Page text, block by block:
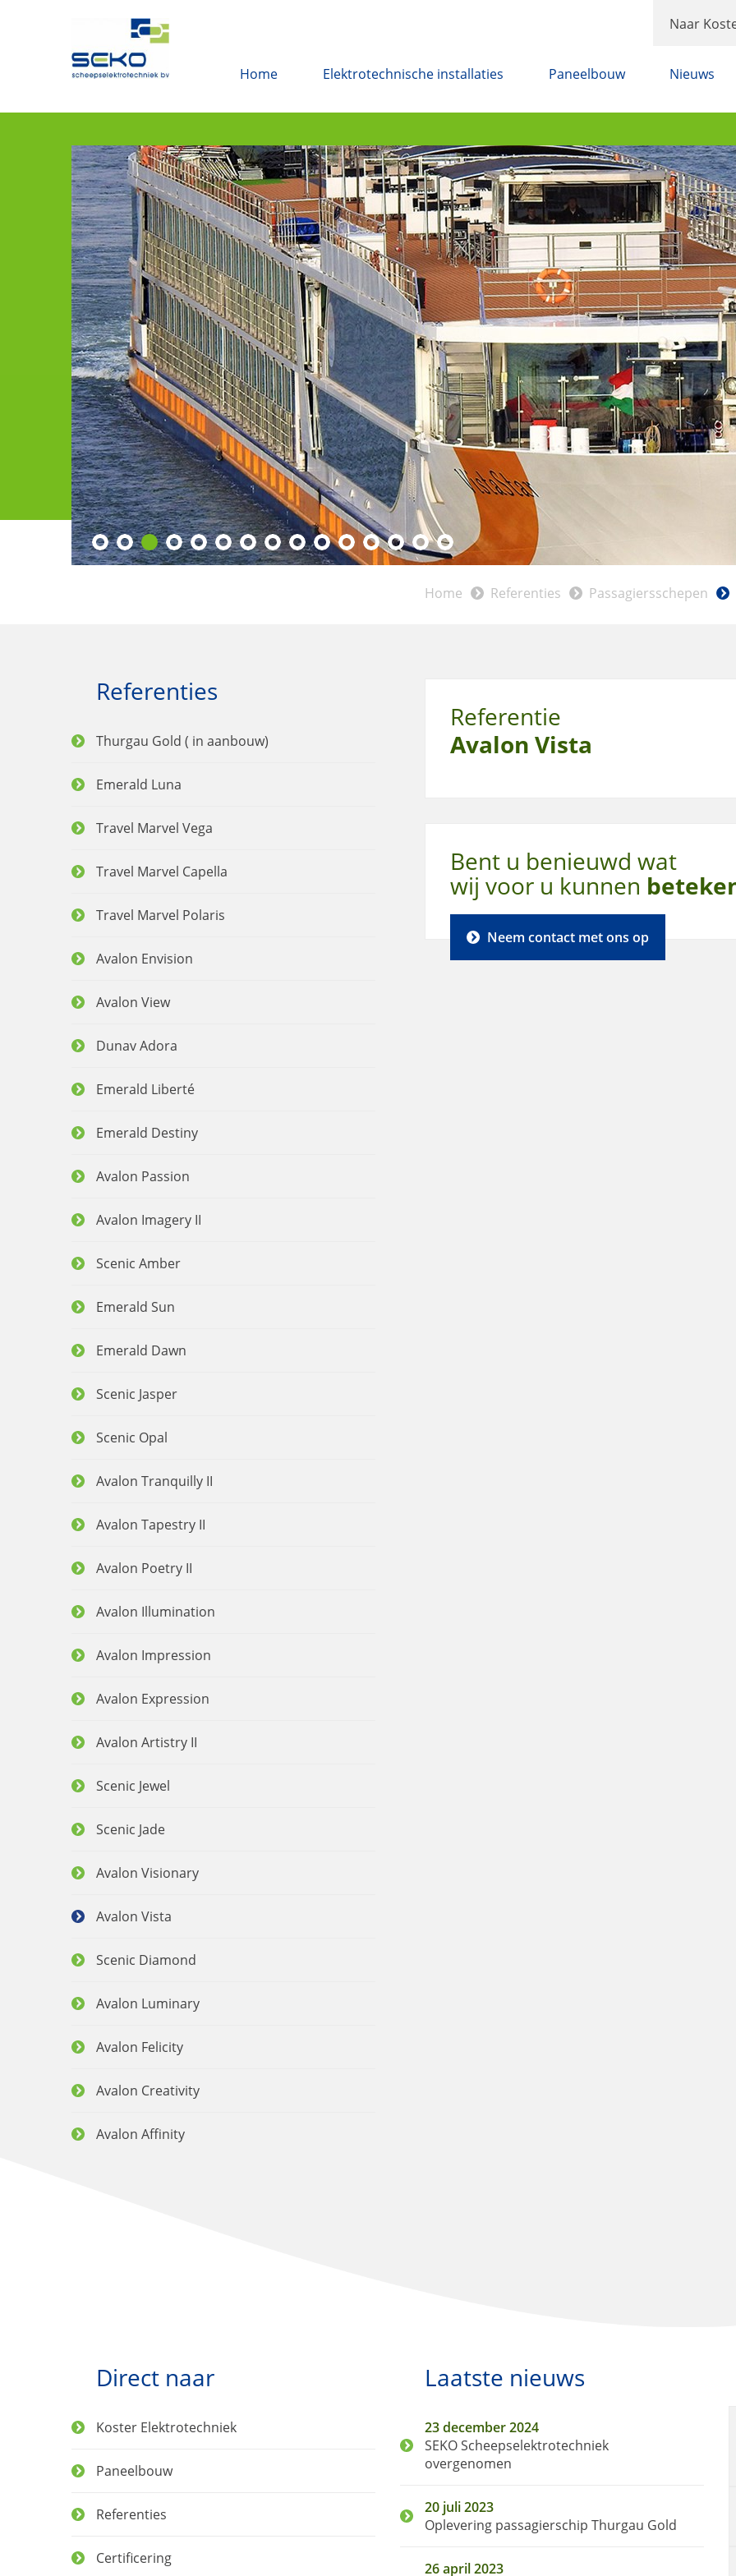
Home Elektrotechnische installaties Paneelbouw Nieuws
Naar
Home Referenties Passagiersschepen
Referenties
Thurgau Gold ( in aanbouw)
Emerald Luna
Travel Marvel Vega
Travel Marvel Capella
Travel Marvel Polaris
Avalon Envision
Avalon View
Dunav Adora
Emerald Liberté
Emerald Destiny
Avalon Passion
Avalon Imagery II
Scenic Amber
Emerald Sun
Emerald Dawn
Scenic Jasper
Scenic Opal
Avalon Tranquilly II
Avalon Tapestry II
Avalon Poetry II
Avalon Illumination
Avalon Impression
Avalon Expression
Avalon Artistry II
Scenic Jewel
Scenic Jade
Avalon Visionary
Avalon Vista
Scenic Diamond
Avalon Luminary
Avalon Felicity
Avalon Creativity
Avalon Affinity
Referentie
Avalon Vista
Bent u benieuwd wat
wij voor u kunnen
Neem contact met ons op
Direct naar
Koster Elektrotechniek
Paneelbouw
Referenties
Certificering
Laatste nieuws
23 december 2024
SEKO Scheepselektrotechniek
overgenomen
20 juli 2023
Oplevering passagierschip Thurgau Gold
26 april 2023